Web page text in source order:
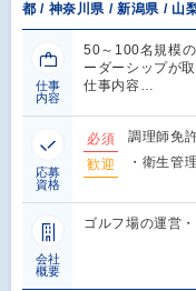
都 / 神奈川県 / 新潟県 / 山
仕事
内容
50～100名規模
ーダーシップが
仕事内容…
応募
資格
必須
調理師免
歓迎
・衛生管
会社
概要
ゴルフ場の運営